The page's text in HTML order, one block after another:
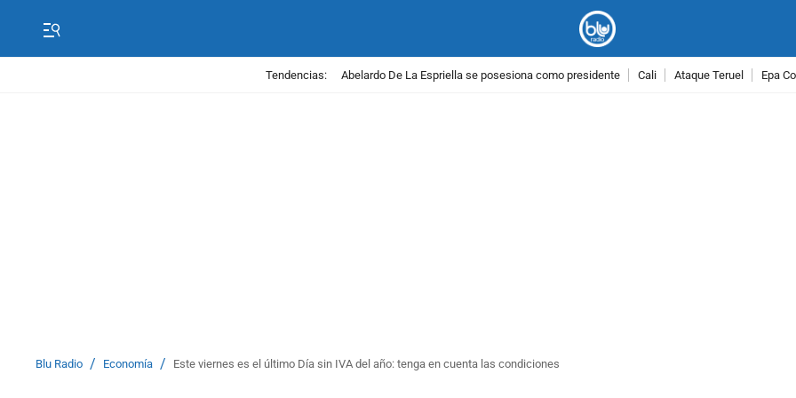
Tendencias: Abelardo De La Espriella se posesiona como presidente Cali Ataque Teruel Epa
Blu Radio / Economía / Este viernes es el último Día sin IVA del año: tenga en cuenta las condiciones